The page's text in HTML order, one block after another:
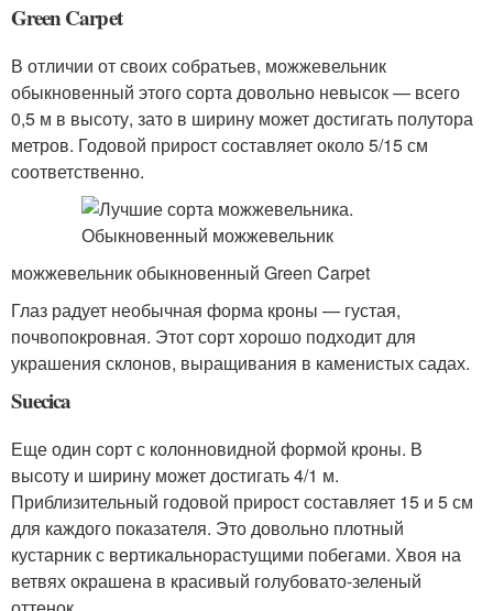
Green Carpet
В отличии от своих собратьев, можжевельник
обыкновенный этого сорта довольно невысок — всего
0,5 м в высоту, зато в ширину может достигать полутора
метров. Годовой прирост составляет около 5/15 см
соответственно.
можжевельник обыкновенный Green Carpet
Глаз радует необычная форма кроны — густая,
почвопокровная. Этот сорт хорошо подходит для
украшения склонов, выращивания в каменистых садах.
Suecica
Еще один сорт с колонновидной формой кроны. В
высоту и ширину может достигать 4/1 м.
Приблизительный годовой прирост составляет 15 и 5 см
для каждого показателя. Это довольно плотный
кустарник с вертикальнорастущими побегами. Хвоя на
ветвях окрашена в красивый голубовато-зеленый